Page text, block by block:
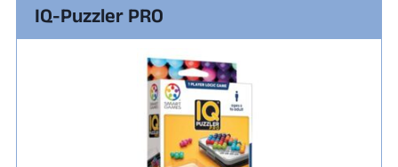
IQ-Puzzler PRO